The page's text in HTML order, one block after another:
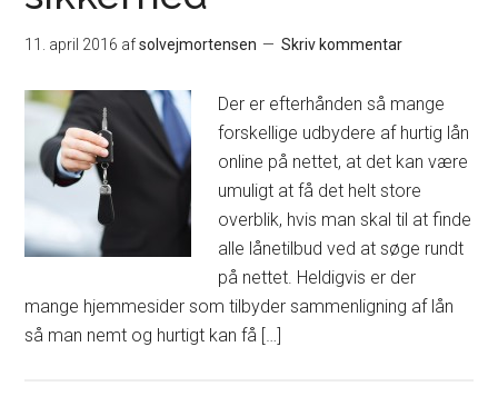
11. april 2016 afsolvejmortensen Skriv kommentar
Der er efterhånden så mange
forskellige udbydere af hurtig lån
online på nettet, at det kan være
umuligt at få det helt store
overblik, hvis man skal til at finde
alle lånetilbud ved at søge rundt
på nettet. Heldigvis er der
mange hjemmesider som tilbyder sammenligning af lån
så man nemt og hurtigt kan få […]